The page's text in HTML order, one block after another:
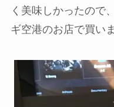
く美味しかったので
ギ空港のお店で買い